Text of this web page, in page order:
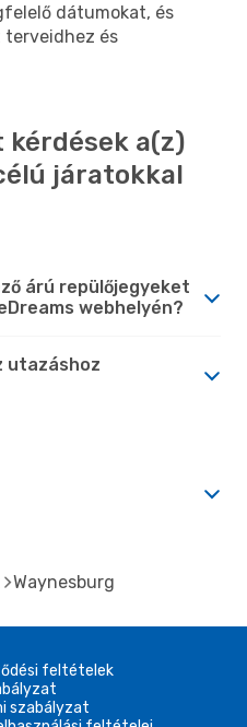
dátumokat, és
terveidhez és
kérdések a(z)
járatokkal
árú repülőjegyeket
webhelyén?
utazáshoz
Waynesburg
feltételek
szabályzat